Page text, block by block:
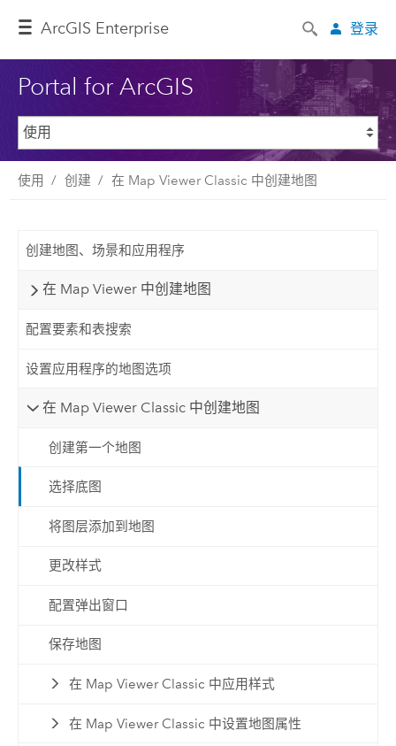
ArcGIS Enterprise 登录
Portal for ArcGIS
使用 创建 在 Map Viewer Classic 中创建地图
创建地图、场景和应用程序
在 Map Viewer 中创建地图
配置要素和表搜索
设置应用程序的地图选项
在 Map Viewer Classic 中创建地图
创建第一个地图
选择底图
将图层添加到地图
更改样式
配置弹出窗口
保存地图
在 Map Viewer Classic 中应用样式
在 Map Viewer Classic 中设置地图属性